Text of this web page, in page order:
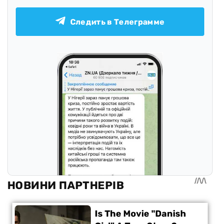
Следить в Телеграмме